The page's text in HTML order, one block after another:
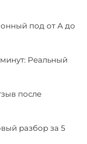
под от А до
Реальный
после
разбор за 5